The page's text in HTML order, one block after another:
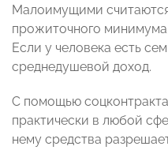
Малоимущими
прожиточного
Если у человека есть
среднедушевой доход.
С помощью
практически в любой
нему средства